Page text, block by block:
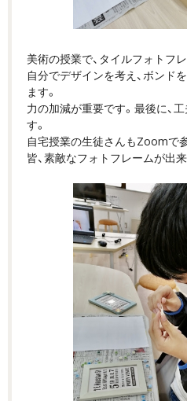
美術の授業で、タイルフォトフ
自分でデザインを考え、ボンド
ます。
力の加減が重要です。最後に、
す。
自宅授業の生徒さんもZoomで
皆、素敵なフォトフレームが出